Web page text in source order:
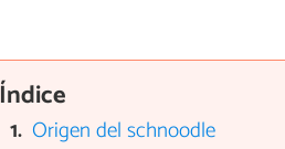
Índice
Origen del schnoodle